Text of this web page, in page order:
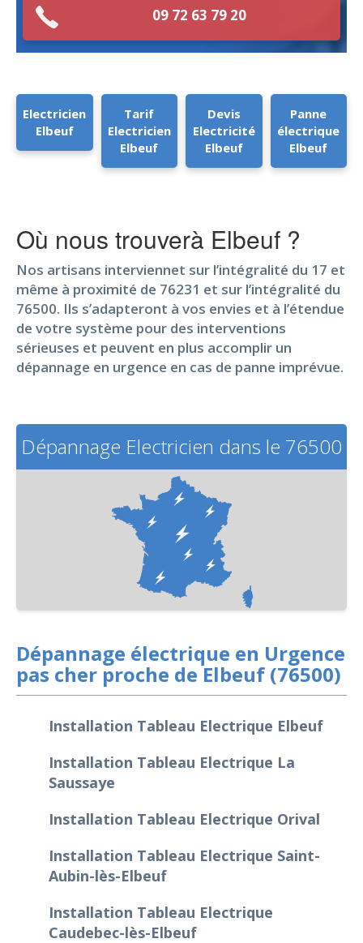
09 72 63 79 20
Electricien
Elbeuf
Tarif
Electricien
Elbeuf
Devis
Electricité
Elbeuf
Panne
électrique
Elbeuf
Où nous trouverà Elbeuf ?
Nos artisans interviennet sur l’intégralité du 17 et
même à proximité de 76231 et sur l’intégralité du
76500. Ils s’adapteront à vos envies et à l’étendue
de votre système pour des interventions
sérieuses et peuvent en plus accomplir un
dépannage en urgence en cas de panne imprévue.
Dépannage Electricien dans le 76500
Dépannage électrique en Urgence
pas cher proche de Elbeuf (76500)
Installation Tableau Electrique Elbeuf
Installation Tableau Electrique La
Saussaye
Installation Tableau Electrique Orival
Installation Tableau Electrique Saint-
Aubin-lès-Elbeuf
Installation Tableau Electrique
Caudebec-lès-Elbeuf